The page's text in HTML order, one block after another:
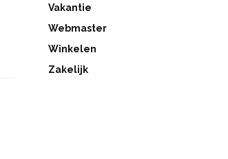
Vakantie
Webmaster
Winkelen
Zakelijk